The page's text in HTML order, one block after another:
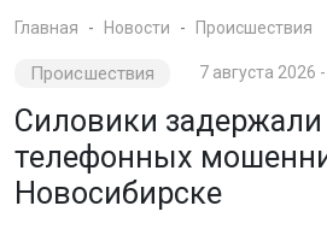
Главная Новости Происшествия
Происшествия 7 августа 2026
Силовики задержали
телефонных
Новосибирске